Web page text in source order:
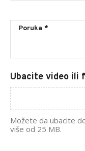
Ubacite video ili
Možete da ubacite
više od 25 MB.